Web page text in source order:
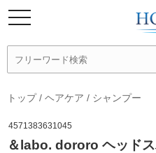
トップ/ ヘアケア / シャンプー
4571383631045
＆labo. dororo ヘッド